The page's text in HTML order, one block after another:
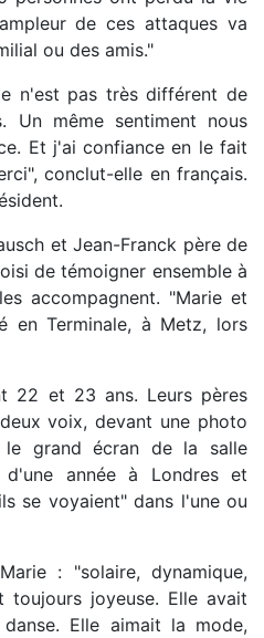
de ces attaques va
ou des amis."
n'est pas très différent de
Un même sentiment nous
Et j'ai confiance en le fait
conclut-elle en français.
et Jean-Franck père de
de témoigner ensemble à
accompagnent. "Marie et
en Terminale, à Metz, lors
22 et 23 ans. Leurs pères
voix, devant une photo
grand écran de la salle
d'une année à Londres et
se voyaient" dans l'une ou
: "solaire, dynamique,
joyeuse. Elle avait
Elle aimait la mode,